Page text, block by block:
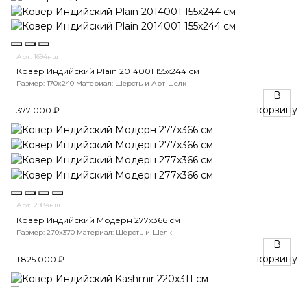
Арт. 1694нш
Ковер Индийский Plain 2014001 155x244 см
Размер: 170x240 Материал: Шерсть и Арт-шелк
377 000 ₽
В
корзину
Арт. 2984нш
Ковер Индийский Модерн 277x366 см
Размер: 270x370 Материал: Шерсть и Шелк
1 825 000 ₽
В
корзину